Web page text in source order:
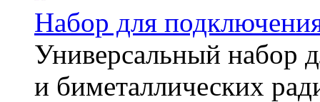
Набор для
Универсальный набор
и биметаллических